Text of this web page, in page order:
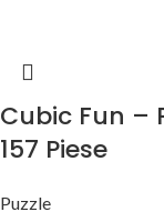
Cubic Fun –
157 Piese
Puzzle